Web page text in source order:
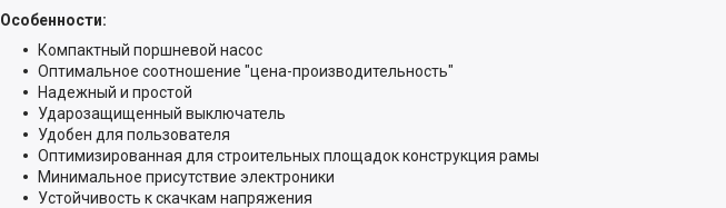
Особенности:
Компактный поршневой насос
Оптимальное соотношение "цена-производительность"
Надежный и простой
Ударозащищенный выключатель
Удобен для пользователя
Оптимизированная для строительных площадок конструкция рамы
Минимальное присутствие электроники
Устойчивость к скачкам напряжения